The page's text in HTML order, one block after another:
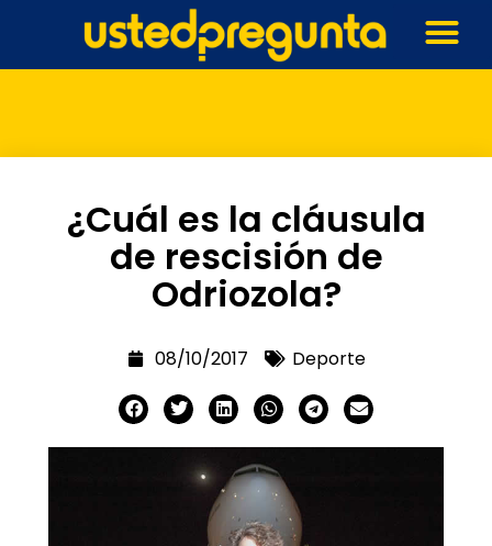
¿Cuál es la cláusula
de rescisión de
Odriozola?
08/10/2017 Deporte